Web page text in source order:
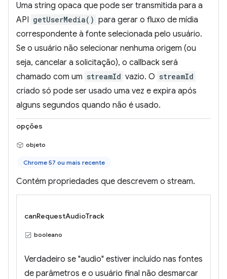
Uma string opaca que pode ser transmitida para a
API getUserMedia() para gerar o fluxo de mídia
correspondente à fonte selecionada pelo usuário.
Se o usuário não selecionar nenhuma origem (ou
seja, cancelar a solicitação), o callback será
chamado com um streamId vazio. O streamId
criado só pode ser usado uma vez e expira após
alguns segundos quando não é usado.
opções
objeto
Chrome 57 ou mais recente
Contém propriedades que descrevem o stream.
canRequestAudioTrack
booleano
Verdadeiro se "audio" estiver incluído nas fontes
de parâmetros e o usuário final não desmarcar